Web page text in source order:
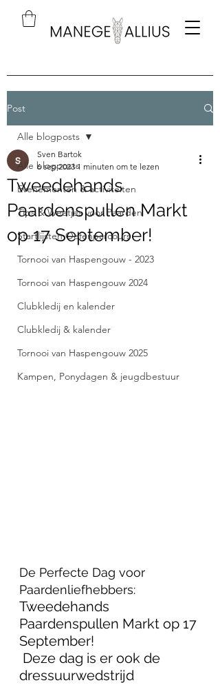
Post
Alle blogposts
Evenementen & activiteiten
Tips & Weetjes voor Paarden
Startlijsten Oefenparcours
Tornooi van Haspengouw - 2023
Tornooi van Haspengouw 2024
Clubkledij en kalender
Clubkledij & kalender
Tornooi van Haspengouw 2025
Kampen, Ponydagen & jeugdbestuur
Alle blogposts
Tweedehands
Paardenspullen Markt
op 17 September!
Sven Bartok
6 sep 2023 1 minuten om te lezen
De Perfecte Dag voor
Paardenliefhebbers:
Tweedehands
Paardenspullen Markt op 17
September!
dressuurwedstrijd